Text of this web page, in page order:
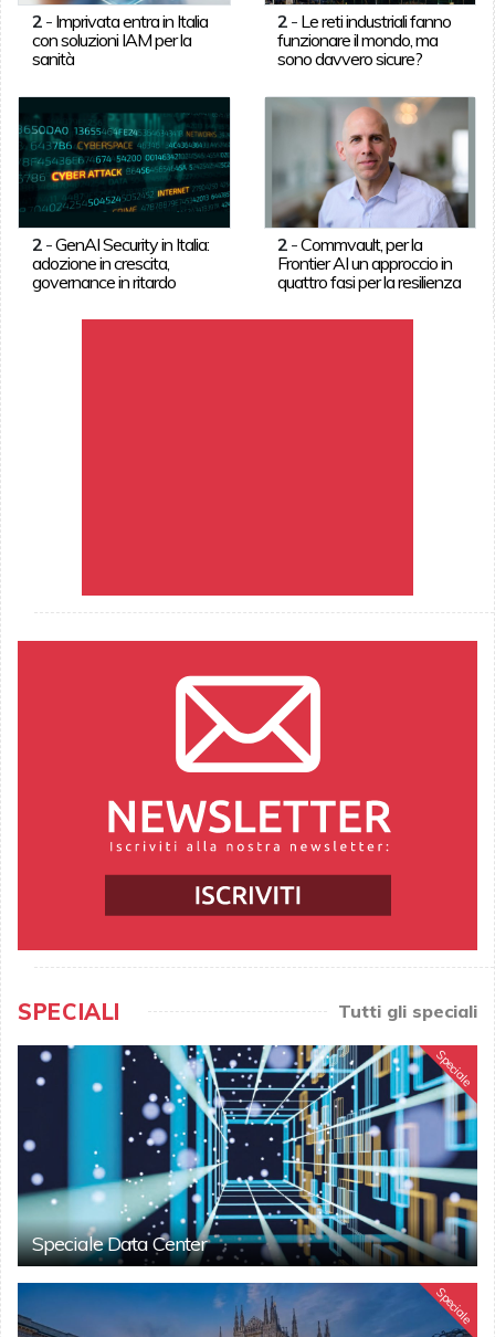
2- Imprivata entra in Italia
con soluzioni IAM per la
sanità
2 - Le reti industriali fanno
funzionare il mondo, ma
sono davvero sicure?
2-GenAI Security in Italia:
adozione in crescita,
governance in ritardo
2 -Commvault, per la
Frontier AI un approccio in
quattro fasi per la resilienza
SPECIALI Tutti gli speciali
Speciale
Speciale Data Center
Speciale